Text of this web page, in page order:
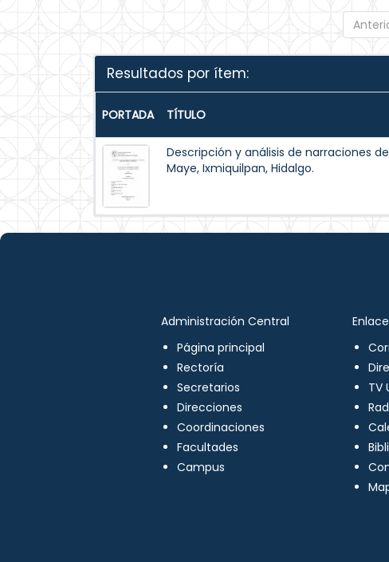
Resultados por ítem:
PORTADA TÍTULO
Descripción y análisis de narraciones
Maye, Ixmiquilpan, Hidalgo.
Administración Central
Página principal
Rectoría
Secretarios
Direcciones
Coordinaciones
Facultades
Campus
TV